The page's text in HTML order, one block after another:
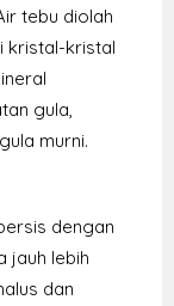
tebu diolah
kristal-kristal
gula,
murni.
dengan
jauh lebih
dan